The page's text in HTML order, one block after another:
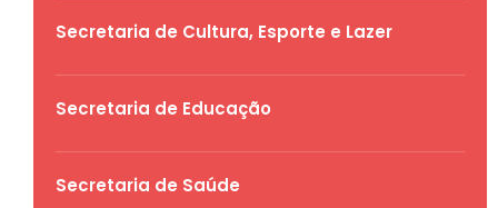
Secretaria de Cultura, Esporte e Lazer
Secretaria de Educação
Secretaria de Saúde